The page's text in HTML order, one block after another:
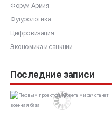
Форум Армия
Футурологика
Цифровизация
Экономика и санкции
Последние записи